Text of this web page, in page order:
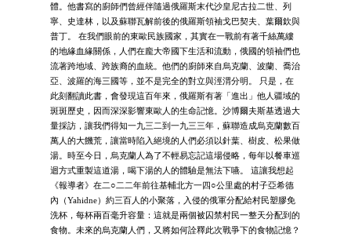
體。他書寫的廚師們曾經伴隨過俄羅斯末代沙皇尼古拉二世、列
寧、史達林，以及蘇聯瓦解前後的俄羅斯領袖戈巴契夫、葉爾欽與
普丁。 在我們眼前的東歐民族國家，其實在一戰前有著千絲萬縷
的地緣血緣關係，人們在龐大帝國下生活和流動，俄國的領袖們也
流著跨地域、跨族裔的血統。他們的廚師來自烏克蘭、波蘭、喬治
亞、波羅的海三國等，並不是完全的對立與涇渭分明。 只是，在
此刻翻讀此書，會發現這百年來，俄羅斯有著「進出」他人疆域的
斑斑歷史，因而深深影響東歐人的生命記憶。沙博爾夫斯基透過大
量採訪，讓我們得知一九三二到一九三三年，蘇聯造成烏克蘭數百
萬人的大饑荒，讓當時陷入絕境的人們必須以針葉、樹皮、松果做
湯。時至今日，烏克蘭人為了不輕易忘記這場侵略，每年以餐車巡
迴方式重製這道湯，喝下湯的人的體驗是無法下嚥。 這讓我想起
《報導者》在二○二二年前往基輔北方一四○公里處的村子亞希德
內（Yahidne）約三百人的小聚落，入侵的俄軍分配給村民塑膠免
洗杯，每杯兩百毫升容量：這就是兩個被囚禁村民一整天分配到的
食物。未來的烏克蘭人們，又將如何詮釋此次戰爭下的食物記憶？